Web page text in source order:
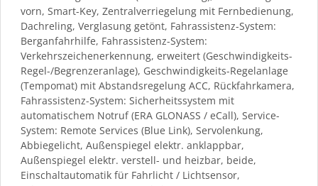
vorn, Smart-Key, Zentralverriegelung mit Fernbedienung,
Dachreling, Verglasung getönt, Fahrassistenz-System:
Berganfahrhilfe, Fahrassistenz-System:
Verkehrszeichenerkennung, erweitert (Geschwindigkeits-
Regel-/Begrenzeranlage), Geschwindigkeits-Regelanlage
(Tempomat) mit Abstandsregelung ACC, Rückfahrkamera,
Fahrassistenz-System: Sicherheitssystem mit
automatischem Notruf (ERA GLONASS / eCall), Service-
System: Remote Services (Blue Link), Servolenkung,
Abbiegelicht, Außenspiegel elektr. anklappbar,
Außenspiegel elektr. verstell- und heizbar, beide,
Einschaltautomatik für Fahrlicht / Lichtsensor,